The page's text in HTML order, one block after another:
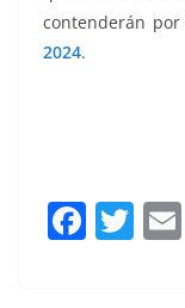
contenderán
2024.
F T